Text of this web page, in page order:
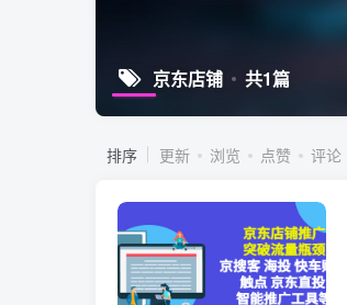
京东店铺 共1篇
排序 更新 浏览 点赞 评论